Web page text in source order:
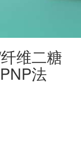
维二糖
法